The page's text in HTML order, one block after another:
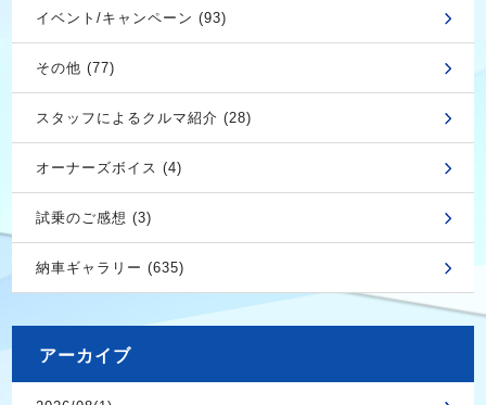
イベント/キャンペーン (93)
その他 (77)
スタッフによるクルマ紹介 (28)
オーナーズボイス (4)
試乗のご感想 (3)
納車ギャラリー (635)
アーカイブ